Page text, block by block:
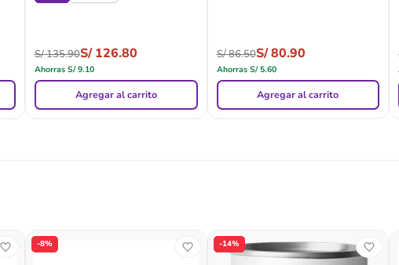
S/135.90S/126.80
Ahorras S/9.10
Agregar al carrito
S/86.50S/80.90
Ahorras S/5.60
Agregar al carrito
-8% -14%